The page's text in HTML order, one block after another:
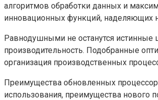
алгоритмов обработки данных и
инновационных функций, наделяющих
Равнодушными не останутся истинные
производительность. Подобранные
организация производственных
Преимущества обновленных
использования, преимущества нового